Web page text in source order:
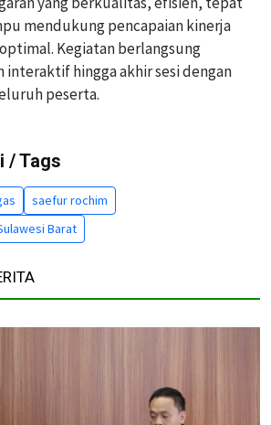
mendukung pencapaian kinerja
Kegiatan berlangsung
interaktif hingga akhir sesi dengan
peserta.
/ Tags
saefur rochim
Barat